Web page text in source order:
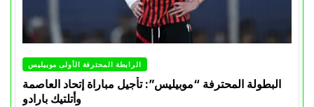
الرابطة المحترفة الأولى موبيليس
البطولة المحترفة “موبيليس”: تأجيل مباراة إتحاد العاصمة
وأتلتيك بارادو